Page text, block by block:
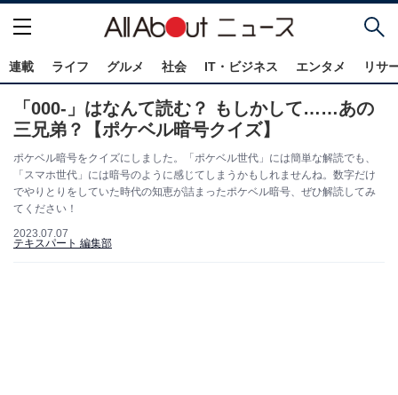
連載 ライフ グルメ 社会 IT・ビジネス エンタメ リサ
「000-」はなんて読む？ もしかして……あの
三兄弟？【ポケベル暗号クイズ】
ポケベル暗号をクイズにしました。「ポケベル世代」には簡単な解読でも、
「スマホ世代」には暗号のように感じてしまうかもしれませんね。数字だけ
でやりとりをしていた時代の知恵が詰まったポケベル暗号、ぜひ解読してみ
てください！
2023.07.07
テキスパート 編集部